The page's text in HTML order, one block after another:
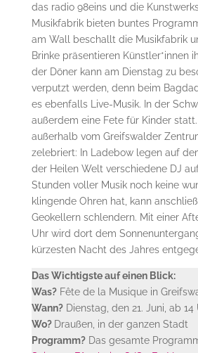
das radio 98eins und die
Musikfabrik bieten buntes
am Wall beschallt die Musikfabrik
Brinke präsentieren Künstler*innen
der Döner kann am Dienstag zu
verputzt werden, denn beim
es ebenfalls Live-Musik. In der
außerdem eine Fete für Kinder
außerhalb vom Greifswalder
zelebriert: In Ladebow legen auf
der Heilen Welt verschiedene DJ
Stunden voller Musik noch keine
klingende Ohren hat, kann
Geokellern schlendern. Mit einer
Uhr wird dort dem
kürzesten Nacht des Jahres
Das Wichtigste auf einen Blick:
Was?Fête de la Musique in
Wann?Dienstag, den 21. Juni, ab 14
Wo? Draußen, in der ganzen Stadt
Programm?Das gesamte